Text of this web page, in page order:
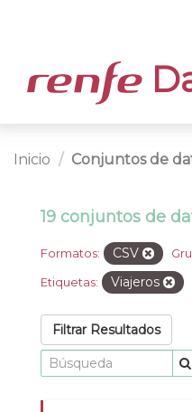
Inicio Conjuntos de
19 conjuntos de
Formatos: CSV
Etiquetas: Viajeros
Filtrar Resultados